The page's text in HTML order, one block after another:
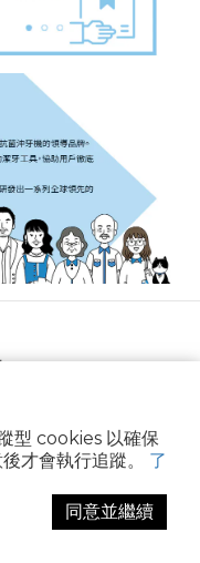
型 cookies 以確保
才會執行追蹤。 了
同意並繼續